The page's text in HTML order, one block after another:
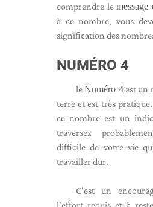
comprendre lemessage
à ce nombre, vous
signification des
NUMÉRO 4
leNuméro 4est un
terre et est très
ce nombre est un
traversez
difficile de votre vie
travailler dur.
C'est un
l'effort requis et à